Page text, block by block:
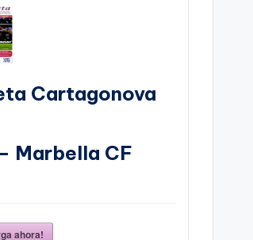
Cartagonova
Marbella CF
ahora!